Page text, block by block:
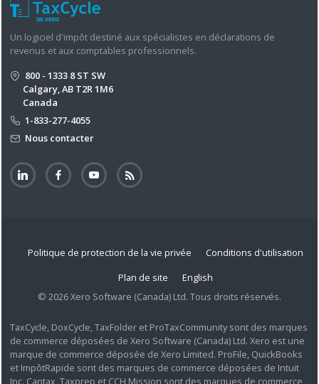
Un logiciel d'impôt destiné aux spécialistes en déclarations de
revenus et aux comptables professionnels.
800 - 1333 8 ST SW
Calgary, AB T2R 1M6
Canada
1-833-277-4055
Nous contacter
Politique de protection de la vie privée
Conditions d'utilisation
Plan de site
English
© 2026 Xero Software (Canada) Ltd. Tous droits réservés.
TaxCycle, DoxCycle, TaxFolder et ProTaxCommunity sont des marques
de commerce déposées de Xero Software (Canada) Ltd. Xero est une
marque de commerce déposée de Xero Limited. ProFile, QuickBooks
et ImpôtRapide sont des marques de commerce déposées de Intuit
Inc. Cantax, Taxprep et CCH Mission sont des marques de commerce